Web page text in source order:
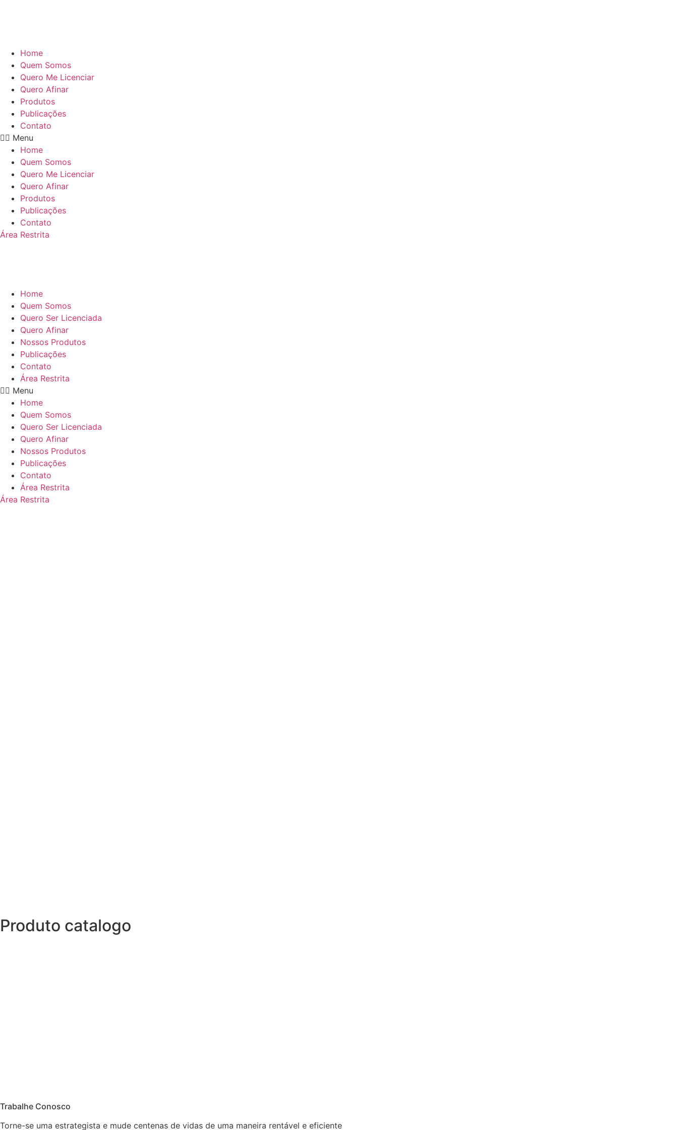
Home
Quem Somos
Quero Me Licenciar
Quero Afinar
Produtos
Publicações
Contato
Menu
Home
Quem Somos
Quero Me Licenciar
Quero Afinar
Produtos
Publicações
Contato
Área Restrita
Home
Quem Somos
Quero Ser Licenciada
Quero Afinar
Nossos Produtos
Publicações
Contato
Área Restrita
Menu
Home
Quem Somos
Quero Ser Licenciada
Quero Afinar
Nossos Produtos
Publicações
Contato
Área Restrita
Área Restrita
Produto catalogo
Trabalhe Conosco
Torne-se uma estrategista e mude centenas de vidas de uma maneira rentável e eficiente